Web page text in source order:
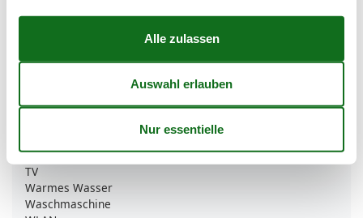
Seeblick
Sitzgelegenheiten im Esszimmer
Sofa
Strandblick
TV
Warmes Wasser
Waschmaschine